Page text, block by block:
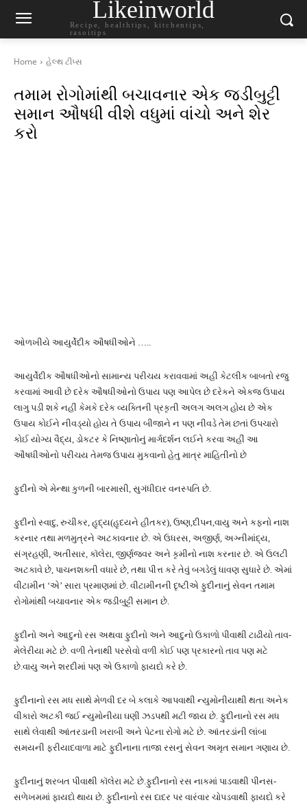
Likeinworld
Recipe, healthtips, kitchentips,
rasoitips
Home હેલ્થ ટીપ્સ
તમામ રોગોમાંથી બચાવનાર એક જડીબુટ્ટી
સમાન ઔષધી વીશે વધુમાં વાંચો અને શેર
કરો
ઓળખીયે આયુર્વેદીક ઔષધીઓને …..
આયુર્વેદીક ઔષધીઓનો સામાન્ય પરીચય કરાવવામાં અહી કેટલીક બાબતો રજુ
કરવામાં આવી છે દરેક ઔષધીઓનો ઉપાય પણ આપેલ છે દરેકને એકજ ઉપાય
લાગુ પડી શકે નહીં કેમકે દરેક વ્યક્તિની પ્રકૃતી અલગ અલગ હોય છે એક
ઉપાય કોઈને નીવડ્યો હોય તે ઉપાય બીજાને ન પણ નીવડે તેમ છતાં ઉપચારો
કોઈ યોગ્ય વૈદ્ય, ડોકટર કે નિષ્ણાતોનું માર્ગદર્શન લઈને કરવા અહીં આ
ઔષધીઓનો પરીચય તેમજ ઉપાય મુકવાનો હેતુ માત્ર માહિતીનો છે
ફુદીનો એ મેન્થા કુળની બારમાસી, સુગંધીદાર વનસ્પતિ છે.
ફુદીનો સ્વાદુ, રુચીકર, હૃદ્ય(હૃદયને હીતકર), ઉષ્ણ,દીપન,વાયુ અને કફનો નાશ
કરનાર તથા મળમુત્રને અટકાવનાર છે. એ ઉધરસ, અજીર્ણ, અગ્નીમાંદ્ય,
સંગ્રહણી, અતીસાર, કૉલેરા, જીર્ણજ્વર અને કૃમીનો નાશ કરનાર છે. એ ઉલટી
અટકાવે છે, પાચનશક્તી વધારે છે, તથા પીત્ત કરે તેવું બગડેલું ધાવણ સુધારે છે. એમાં
વીટામીન ‘એ’ સારા પ્રમાણમાં છે. વીટામીનની દૃષ્ટીએ ફુદીનાનું સેવન તમામ
રોગોમાંથી બચાવનાર એક જડીબુટ્ટી સમાન છે.
ફુદીનો અને આદુનો રસ અથવા ફુદીનો અને આદુનો ઉકાળો પીવાથી ટાઢીયો તાવ-
મેલેરીયા મટે છે. વળી તેનાથી પરસેવો વળી કોઈ પણ પ્રકારનો તાવ પણ મટે
છે.વાયુ અને શરદીમાં પણ એ ઉકાળો ફાયદો કરે છે.
ફુદીનાનો રસ મધ સાથે મેળવી દર બે કલાકે આપવાથી ન્યુમોનીયાથી થતા અનેક
વીકારો અટકી જઈ ન્યુમોનીયા ઘણી ઝડપથી મટી જાય છે. ફુદીનાનો રસ મધ
સાથે લેવાથી આંતરડાની ખરાબી અને પેટના રોગો મટે છે. આંતરડાંની લાંબા
સમયની ફરીયાદવાળા માટે ફુદીનાના તાજા રસનું સેવન અમૃત સમાન ગણાય છે.
ફુદીનાનું શરબત પીવાથી કૉલેરા મટે છે.ફુદીનાનો રસ નાકમાં પાડવાથી પીનસ-
સળેખમમાં ફાયદો થાય છે. ફુદીનાનો રસ દાદર પર વારંવાર ચોપડવાથી ફાયદો કરે